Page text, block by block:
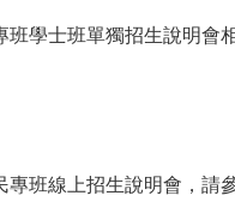
學士班單獨招生說明會
班線上招生說明會，請